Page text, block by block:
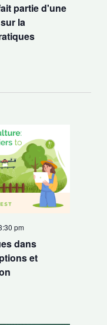
partie d'une
la
dans
et
pm